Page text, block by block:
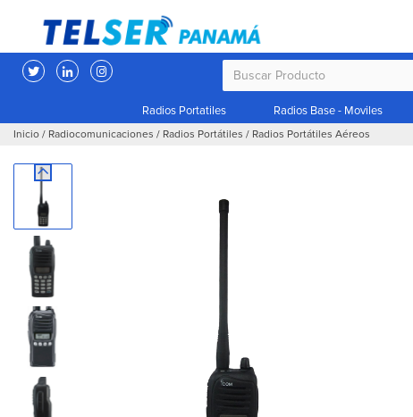
Radios Portatiles Radios Base - Moviles
Inicio / Radiocomunicaciones / Radios Portátiles / Radios Portátiles Aéreos